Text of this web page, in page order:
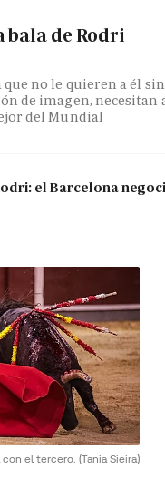
bala de Rodri
no le quieren a él
de imagen, necesitan
del Mundial
el Barcelona
con el tercero. (Tania Sieira)